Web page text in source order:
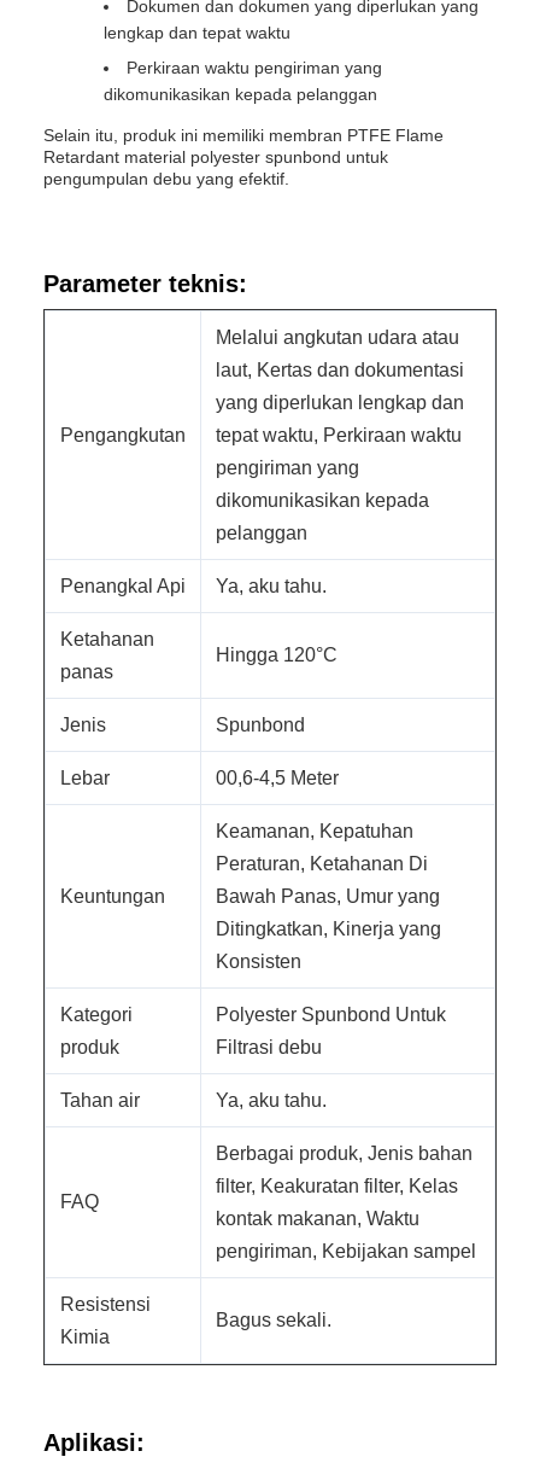
Dokumen dan dokumen yang diperlukan yang
lengkap dan tepat waktu
Perkiraan waktu pengiriman yang
dikomunikasikan kepada pelanggan
Selain itu, produk ini memiliki membran PTFE Flame
Retardant material polyester spunbond untuk
pengumpulan debu yang efektif.
Parameter teknis:
Pengangkutan
Melalui angkutan udara atau
laut, Kertas dan dokumentasi
yang diperlukan lengkap dan
tepat waktu, Perkiraan waktu
pengiriman yang
dikomunikasikan kepada
pelanggan
Penangkal Api Ya, aku tahu.
Ketahanan
panas
Hingga 120°C
Jenis Spunbond
Lebar 00,6-4,5 Meter
Keuntungan
Keamanan, Kepatuhan
Peraturan, Ketahanan Di
Bawah Panas, Umur yang
Ditingkatkan, Kinerja yang
Konsisten
Kategori
produk
Polyester Spunbond Untuk
Filtrasi debu
Tahan air Ya, aku tahu.
FAQ
Berbagai produk, Jenis bahan
filter, Keakuratan filter, Kelas
kontak makanan, Waktu
pengiriman, Kebijakan sampel
Resistensi
Kimia
Bagus sekali.
Aplikasi: